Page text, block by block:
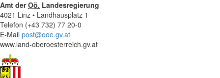
Amt derOö. Landesregierung
4021 Linz • Landhausplatz 1
Telefon (+43 732) 77 20-0
E-Mail post@ooe.gv.at
www.land-oberoesterreich.gv.at